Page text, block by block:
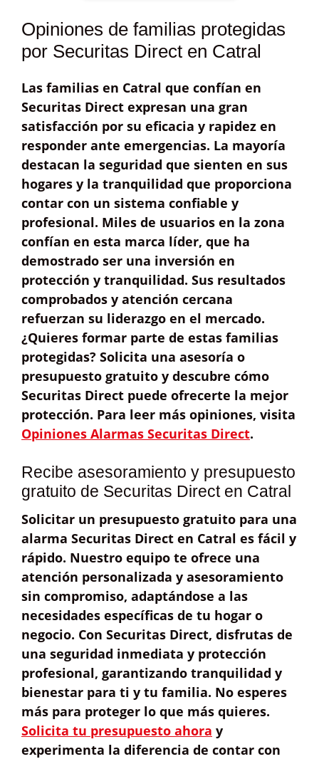
Opiniones de familias protegidas
por Securitas Direct en Catral
Las familias en Catral que confían en
Securitas Direct expresan una gran
satisfacción por su eficacia y rapidez en
responder ante emergencias. La mayoría
destacan la seguridad que sienten en sus
hogares y la tranquilidad que proporciona
contar con un sistema confiable y
profesional. Miles de usuarios en la zona
confían en esta marca líder, que ha
demostrado ser una inversión en
protección y tranquilidad. Sus resultados
comprobados y atención cercana
refuerzan su liderazgo en el mercado.
¿Quieres formar parte de estas familias
protegidas? Solicita una asesoría o
presupuesto gratuito y descubre cómo
Securitas Direct puede ofrecerte la mejor
protección. Para leer más opiniones, visita
Opiniones Alarmas Securitas Direct.
Recibe asesoramiento y presupuesto
gratuito de Securitas Direct en Catral
Solicitar un presupuesto gratuito para una
alarma Securitas Direct en Catral es fácil y
rápido. Nuestro equipo te ofrece una
atención personalizada y asesoramiento
sin compromiso, adaptándose a las
necesidades específicas de tu hogar o
negocio. Con Securitas Direct, disfrutas de
una seguridad inmediata y protección
profesional, garantizando tranquilidad y
bienestar para ti y tu familia. No esperes
más para proteger lo que más quieres.
Solicita tu presupuesto ahora y
experimenta la diferencia de contar con